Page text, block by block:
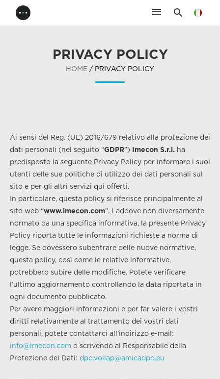
search
menu
PRIVACY POLICY
HOME / PRIVACY POLICY
Ai sensi del Reg. (UE) 2016/679 relativo alla protezione dei
dati personali (nel seguito “GDPR”) Imecon S.r.l. ha
predisposto la seguente Privacy Policy per informare i suoi
utenti delle sue politiche di utilizzo dei dati personali sul
sito e per gli altri servizi qui offerti.
In particolare, questa policy si riferisce principalmente al
sito web “www.imecon.com”. Laddove non diversamente
normato da una specifica informativa, la presente Privacy
Policy riporta tutte le informazioni richieste a norma di
legge. Se dovessero subentrare delle nuove normative,
questa policy, così come le relative informative,
potrebbero subire delle modifiche. Potete verificare
l’ultimo aggiornamento controllando la data riportata in
ogni documento pubblicato.
Per avere maggiori informazioni e per far valere i vostri
diritti relativamente al trattamento dei vostri dati
personali, potete contattarci all’indirizzo e-mail:
info@imecon.com o scrivendo al Responsabile della
Protezione dei Dati: dpo.voilap@amicadpo.eu